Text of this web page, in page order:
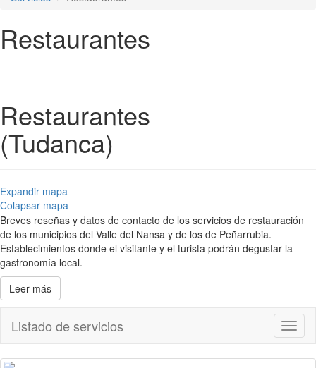
Restaurantes
Restaurantes
(Tudanca)
Expandir mapa
Colapsar mapa
Breves reseñas y datos de contacto de los servicios de restauración
de los municipios del Valle del Nansa y de los de Peñarrubia.
Establecimientos donde el visitante y el turista podrán degustar la
gastronomía local.
Leer más
Listado de servicios